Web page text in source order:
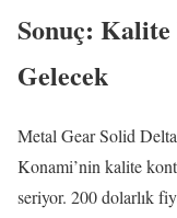
Sonuç:
Gelecek
Metal Gear Solid Delta
Konami’nin kalite
seriyor. 200 dolarlık